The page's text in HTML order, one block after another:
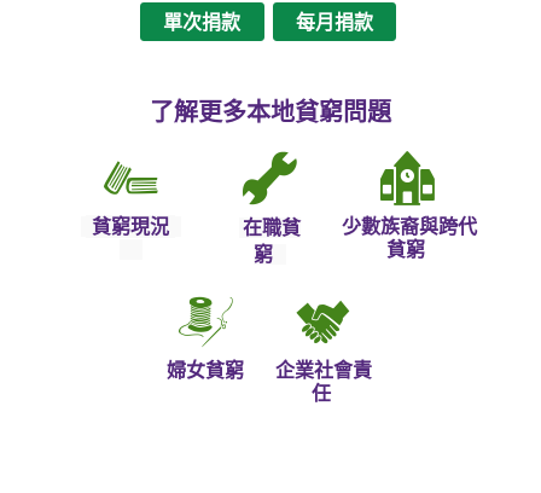
單次捐款 每月捐款
了解更多本地貧窮問題
貧窮現況
在職貧
窮
少數族裔與跨代
貧窮
婦女貧窮
企業社會責
任